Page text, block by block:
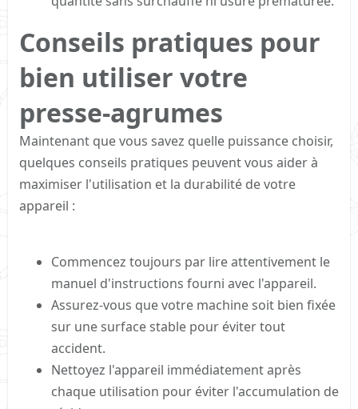
Conseils pratiques pour
bien utiliser votre
presse-agrumes​
Maintenant que vous savez quelle puissance choisir,
quelques conseils pratiques peuvent vous aider à
maximiser l'utilisation et la durabilité de votre
appareil :
Commencez toujours par lire attentivement le
manuel d'instructions fourni avec l'appareil.
Assurez-vous que votre machine soit bien fixée
sur une surface stable pour éviter tout
accident.
Nettoyez l'appareil immédiatement après
chaque utilisation pour éviter l'accumulation de